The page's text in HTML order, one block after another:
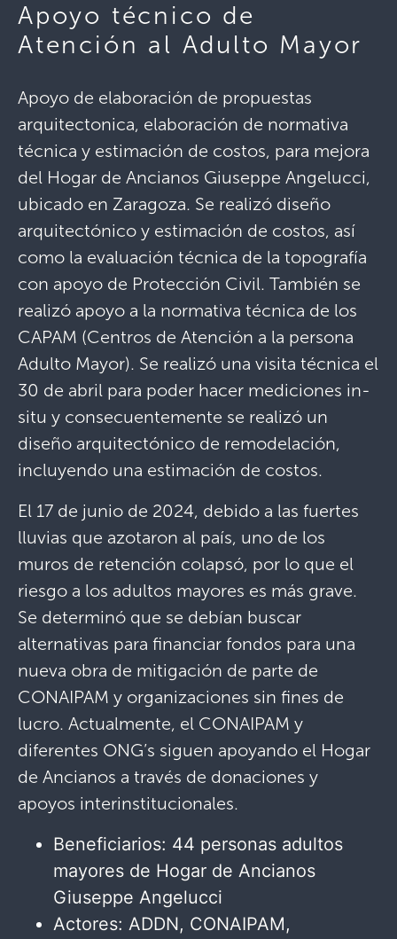
Apoyo técnico de
Atención al Adulto Mayor
Apoyo de elaboración de propuestas
arquitectonica, elaboración de normativa
técnica y estimación de costos, para mejora
del Hogar de Ancianos Giuseppe Angelucci,
ubicado en Zaragoza. Se realizó diseño
arquitectónico y estimación de costos, así
como la evaluación técnica de la topografía
con apoyo de Protección Civil. También se
realizó apoyo a la normativa técnica de los
CAPAM (Centros de Atención a la persona
Adulto Mayor). Se realizó una visita técnica el
30 de abril para poder hacer mediciones in-
situ y consecuentemente se realizó un
diseño arquitectónico de remodelación,
incluyendo una estimación de costos.
El 17 de junio de 2024, debido a las fuertes
lluvias que azotaron al país, uno de los
muros de retención colapsó, por lo que el
riesgo a los adultos mayores es más grave.
Se determinó que se debían buscar
alternativas para financiar fondos para una
nueva obra de mitigación de parte de
CONAIPAM y organizaciones sin fines de
lucro. Actualmente, el CONAIPAM y
diferentes ONG’s siguen apoyando el Hogar
de Ancianos a través de donaciones y
apoyos interinstitucionales.
Beneficiarios: 44 personas adultos
mayores de Hogar de Ancianos
Giuseppe Angelucci
Actores: ADDN, CONAIPAM,